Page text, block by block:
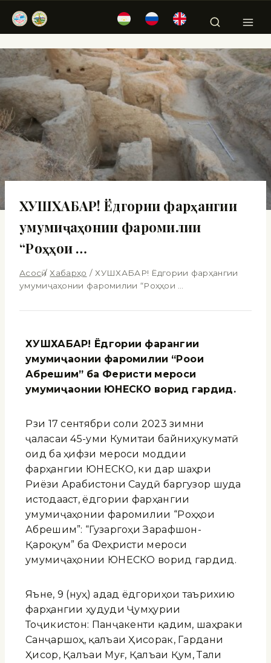
ХУШХАБАР! Ёдгории фарҳангии
умумиҷаҳонии фаромилии
“Роҳҳои …
Асосӣ / Хабарҳо / ХУШХАБАР! Ёдгории фарҳангии
умумиҷаҳонии фаромилии “Роҳҳои …
ХУШХАБАР! Ёдгории фарангии
умумиҷаонии фаромилии “Роои
Абрешим” ба Феристи мероси
умумиҷаонии ЮНЕСКО ворид гардид.
Рӯзи 17 сентябри соли 2023 зимни
ҷаласаи 45-уми Кумитаи байниҳукуматӣ
оид ба ҳифзи мероси моддии
фарҳангии ЮНЕСКО, ки дар шаҳри
Риёзи Арабистони Саудӣ баргузор шуда
истодааст, ёдгории фарҳангии
умумиҷаҳонии фаромилии “Роҳҳои
Абрешим”: “Гузаргоҳи Зарафшон-
Қароқум” ба Феҳристи мероси
умумиҷаҳонии ЮНЕСКО ворид гардид.
Яъне, 9 (нуҳ) адад ёдгориҳои таърихию
фарҳангии ҳудуди Ҷумҳурии
Тоҷикистон: Панҷакенти қадим, шаҳраки
Санҷаршоҳ, қалъаи Ҳисорак, Гардани
Ҳисор, Қалъаи Муғ, Қалъаи Қум, Тали